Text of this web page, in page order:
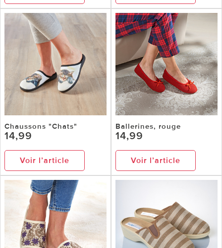
Chaussons "Chats"
14,99
Voir l’article
Ballerines, rouge
14,99
Voir l’article